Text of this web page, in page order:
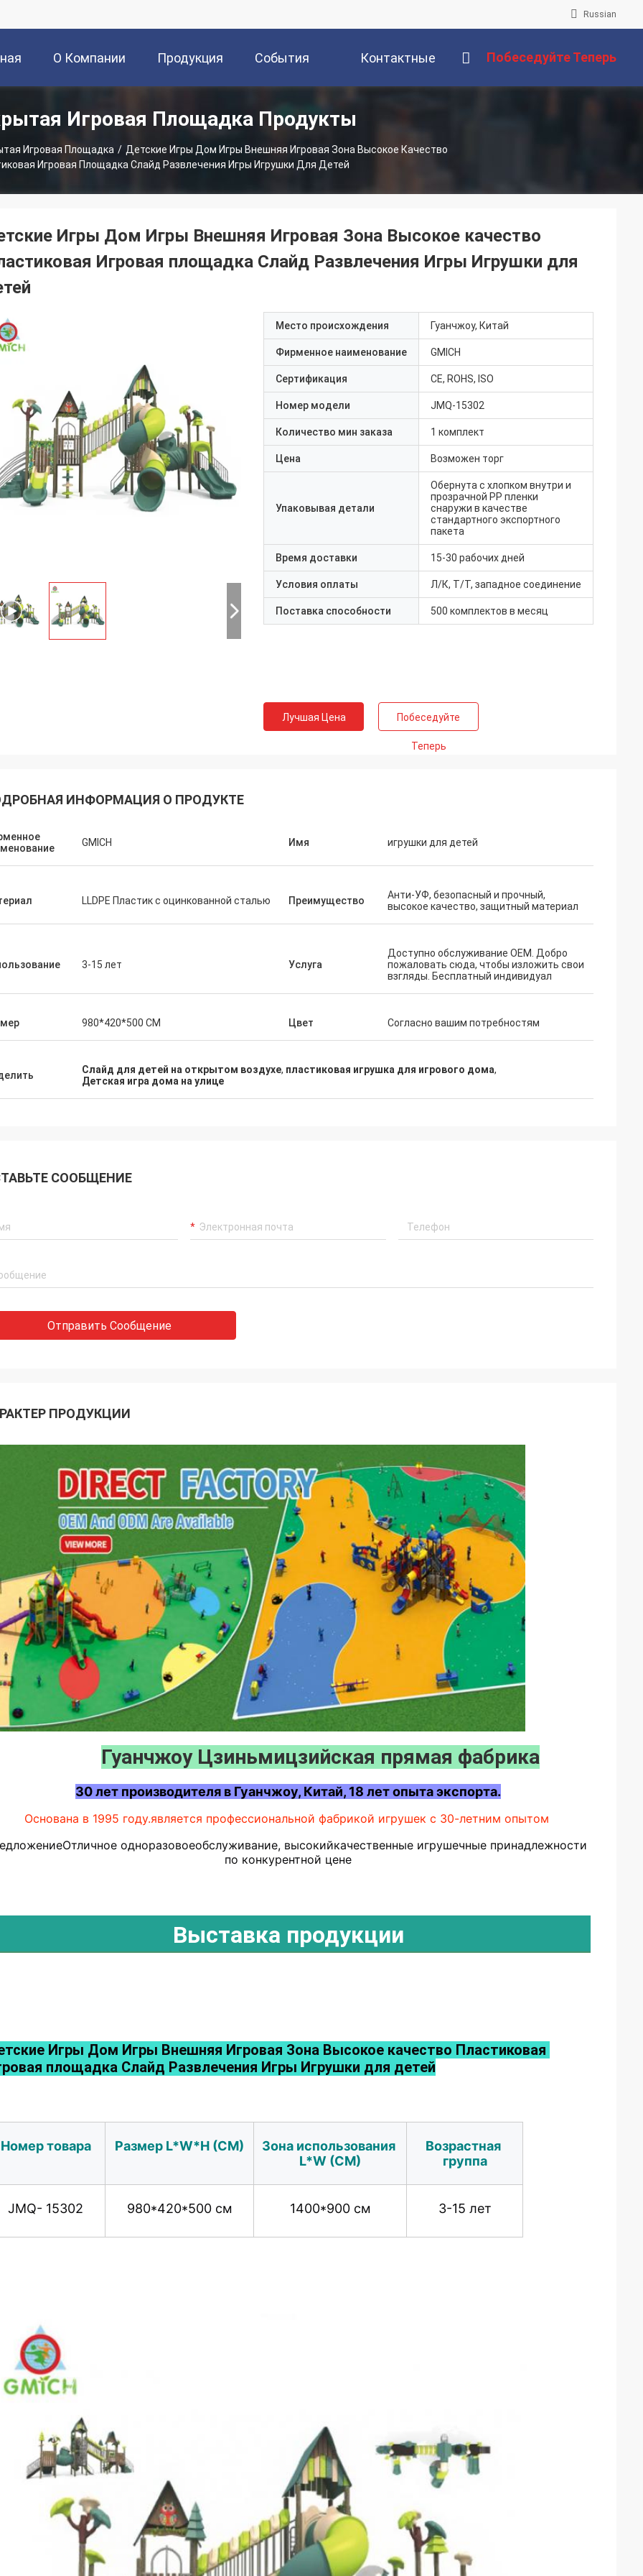
Russian
О Компании Продукция События Контактные Побеседуйте Теперь
Игровая Площадка Продукты
Игровая Площадка / Детские Игры Дом Игры Внешняя Игровая Зона Высокое Качество
Игровая Площадка Слайд Развлечения Игры Игрушки Для Детей
Игры Дом Игры Внешняя Игровая Зона Высокое качество
Игровая площадка Слайд Развлечения Игры Игрушки для
Место происхождения Гуанчжоу, Китай
Фирменное наименование GMICH
Сертификация CE, ROHS, ISO
Номер модели JMQ-15302
Количество мин заказа 1 комплект
Цена Возможен торг
Упаковывая детали
Обернута с хлопком внутри и
прозрачной PP пленки
снаружи в качестве
стандартного экспортного
пакета
Время доставки 15-30 рабочих дней
Условия оплаты Л/К, Т/Т, западное соединение
Поставка способности 500 комплектов в месяц
Лучшая Цена Побеседуйте
Теперь
ИНФОРМАЦИЯ О ПРОДУКТЕ
GMICH Имя игрушки для детей
LLDPE Пластик с оцинкованной сталью Преимущество
Анти-УФ, безопасный и прочный,
высокое качество, защитный материал
3-15 лет Услуга
Доступно обслуживание OEM. Добро
пожаловать сюда, чтобы изложить свои
взгляды. Бесплатный индивидуал
980*420*500 СМ Цвет Согласно вашим потребностям
Слайд для детей на открытом воздухе, пластиковая игрушка для игрового дома,
Детская игра дома на улице
СООБЩЕНИЕ
Отправить Сообщение
ПРОДУКЦИИ
Гуанчжоу Цзиньмицзийская прямая фабрика
30 лет производителя в Гуанчжоу, Китай, 18 лет опыта экспорта.
Основана в 1995 году.является профессиональной фабрикой игрушек с 30-летним опытом
Отличное одноразовоеобслуживание, высокийкачественные игрушечные принадлежности
по конкурентной цене
Выставка продукции
Игры Дом Игры Внешняя Игровая Зона Высокое качество Пластиковая
площадка Слайд Развлечения Игры Игрушки для детей
Номер товара Размер L*W*H (CM)
Зона использования
L*W (CM)
Возрастная
группа
JMQ- 15302 980*420*500 см 1400*900 см 3-15 лет